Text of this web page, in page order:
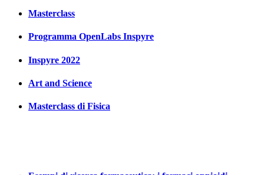
Masterclass
Programma OpenLabs Inspyre
Inspyre 2022
Art and Science
Masterclass di Fisica